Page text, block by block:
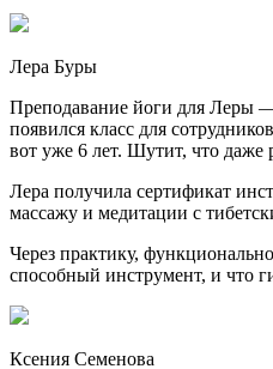
Лера Буры
Преподавание йоги для Леры
появился класс для
вот уже 6 лет. Шутит, что даже
Лера получила сертификат
массажу и медитации с
Через практику,
способный инструмент, и что
Ксения Семенова